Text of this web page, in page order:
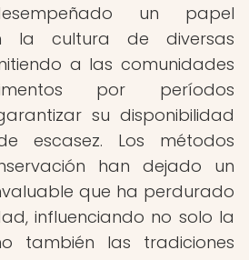
un papel
la cultura de diversas
a las comunidades
por períodos
su disponibilidad
escasez. Los métodos
han dejado un
que ha perdurado
influenciando no solo la
también las tradiciones